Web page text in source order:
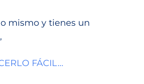
mismo y tienes un
FÁCIL…